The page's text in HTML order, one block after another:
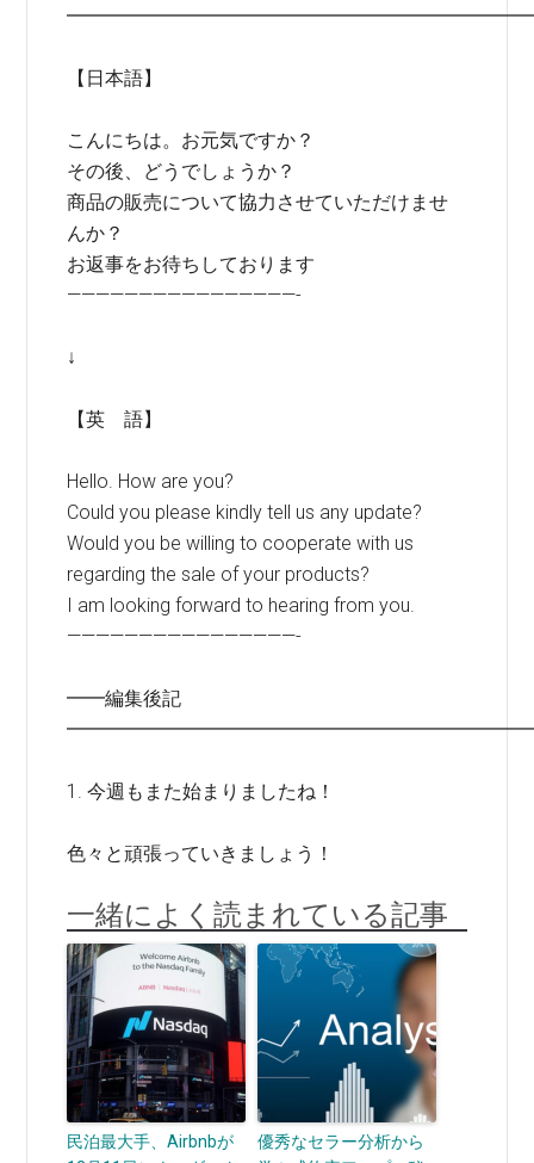
【日本語】
こんにちは。お元気ですか？
その後、どうでしょうか？
商品の販売について協力させていただけませ
んか？
お返事をお待ちしております
————————————————-
↓
【英 語】
Hello. How are you?
Could you please kindly tell us any update?
Would you be willing to cooperate with us
regarding the sale of your products?
I am looking forward to hearing from you.
————————————————-
━━編集後記
1. 今週もまた始まりましたね！
色々と頑張っていきましょう！
一緒によく読まれている記事
民泊最大手、Airbnbが
優秀なセラー分析から